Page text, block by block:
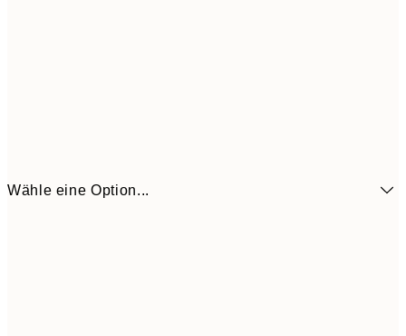
Wähle eine Option...